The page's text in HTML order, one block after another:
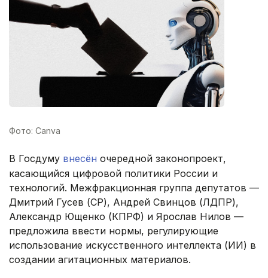
Фото: Canva
В Госдуму внесён очередной законопроект,
касающийся цифровой политики России и
технологий. Межфракционная группа депутатов —
Дмитрий Гусев (СР), Андрей Свинцов (ЛДПР),
Александр Ющенко (КПРФ) и Ярослав Нилов —
предложила ввести нормы, регулирующие
использование искусственного интеллекта (ИИ) в
создании агитационных материалов.